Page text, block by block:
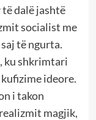
dalë jashtë
socialist me
të ngurta.
ku shkrimtari
ideore.
i takon
magjik,